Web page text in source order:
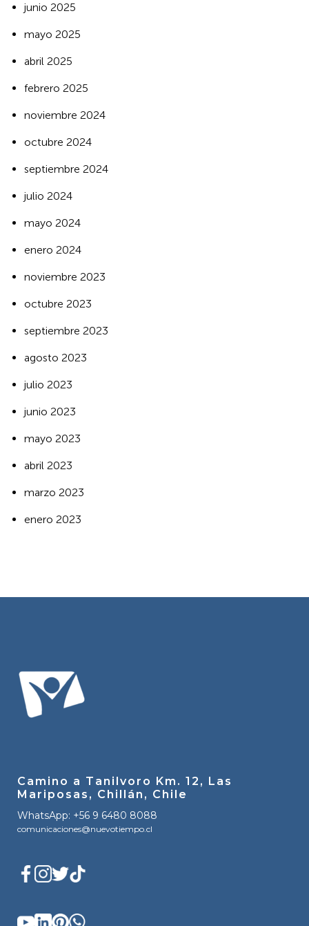
junio 2025
mayo 2025
abril 2025
febrero 2025
noviembre 2024
octubre 2024
septiembre 2024
julio 2024
mayo 2024
enero 2024
noviembre 2023
octubre 2023
septiembre 2023
agosto 2023
julio 2023
junio 2023
mayo 2023
abril 2023
marzo 2023
enero 2023
Camino a Tanilvoro Km. 12, Las
Mariposas, Chillán, Chile
WhatsApp: +56 9 6480 8088
comunicaciones@nuevotiempo.cl